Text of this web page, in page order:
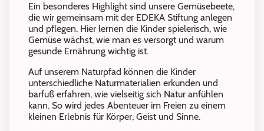
Ein besonderes Highlight sind unsere Gemüsebeete,
die wir gemeinsam mit der EDEKA Stiftung anlegen
und pflegen. Hier lernen die Kinder spielerisch, wie
Gemüse wächst, wie man es versorgt und warum
gesunde Ernährung wichtig ist.
Auf unserem Naturpfad können die Kinder
unterschiedliche Naturmaterialien erkunden und
barfuß erfahren, wie vielseitig sich Natur anfühlen
kann. So wird jedes Abenteuer im Freien zu einem
kleinen Erlebnis für Körper, Geist und Sinne.